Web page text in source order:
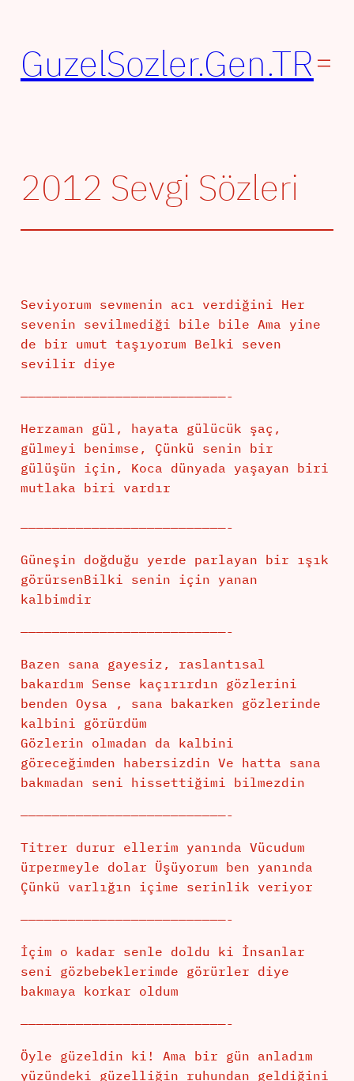
GuzelSozler.Gen.TR
2012 Sevgi Sözleri
Seviyorum sevmenin acı verdiğini Her
sevenin sevilmediği bile bile Ama yine
de bir umut taşıyorum Belki seven
sevilir diye
——————————————————————————-
Herzaman gül, hayata gülücük şaç,
gülmeyi benimse, Çünkü senin bir
gülüşün için, Koca dünyada yaşayan biri
mutlaka biri vardır
——————————————————————————-
Güneşin doğduğu yerde parlayan bir ışık
görürsenBilki senin için yanan
kalbimdir
——————————————————————————-
Bazen sana gayesiz, raslantısal
bakardım Sense kaçırırdın gözlerini
benden Oysa , sana bakarken gözlerinde
kalbini görürdüm
Gözlerin olmadan da kalbini
göreceğimden habersizdin Ve hatta sana
bakmadan seni hissettiğimi bilmezdin
——————————————————————————-
Titrer durur ellerim yanında Vücudum
ürpermeyle dolar Üşüyorum ben yanında
Çünkü varlığın içime serinlik veriyor
——————————————————————————-
İçim o kadar senle doldu ki İnsanlar
seni gözbebeklerimde görürler diye
bakmaya korkar oldum
——————————————————————————-
Öyle güzeldin ki! Ama bir gün anladım
yüzündeki güzelliğin ruhundan geldiğini